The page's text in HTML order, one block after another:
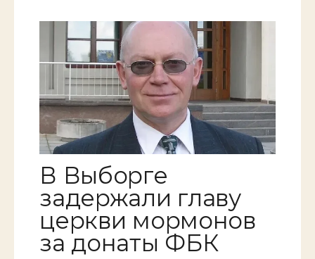
В Выборге
задержали главу
церкви мормонов
за донаты ФБК